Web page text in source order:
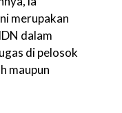
merupakan
dalam
di pelosok
maupun